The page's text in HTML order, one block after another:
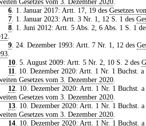
6. 1. Januar 2017: Artt. 17, 19 des Gesetzes
7. 1. Januar 2023: Artt. 3 Nr. 1, 12 S. 1 des
8. 1. Juni 2012: Artt. 5 Abs. 2, 6 Abs. 1 S. 1
9. 24. Dezember 1993: Artt. 7 Nr. 1, 12 des
10. 5. August 2009: Artt. 5 Nr. 2, 10 S. 2 des
11
. 10. Dezember 2020: Artt. 1 Nr. 1 Buchst.
Gesetzes vom 3. Dezember 2020
12. 10. Dezember 2020: Artt. 1 Nr. 1 Buchst. a
Gesetzes vom 3. Dezember 2020
13. 10. Dezember 2020: Artt. 1 Nr. 1 Buchst. a
Gesetzes vom 3. Dezember 2020
14. 10. Dezember 2020: Artt. 1 Nr. 1 Buchst. a